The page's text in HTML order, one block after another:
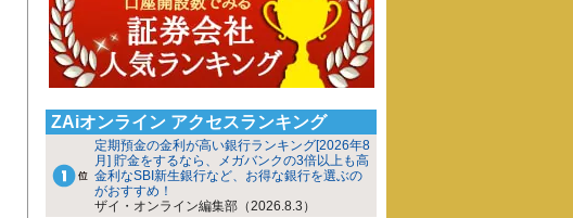
ZAiオンライン アクセスランキング
定期預金の金利が高い銀行ランキング[2026年8
月] 貯金をするなら、メガバンクの3倍以上も高
金利なSBI新生銀行など、お得な銀行を選ぶの
がおすすめ！
ザイ・オンライン編集部（2026.8.3）